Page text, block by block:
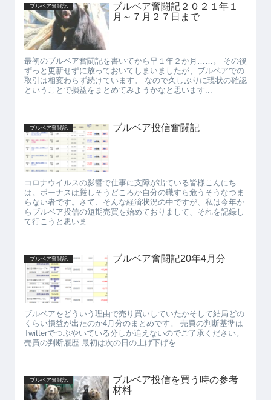
ブルベア奮闘記
ブルベア奮闘記２０２１年１
月～７月２７日まで
最初のブルベア奮闘記を書いてから早１年２か月……。 その後
ずっと更新せずに放っておいてしまいましたが、ブルベアでの
取引は相変わらず続けています。 なので久しぶりに現状の確認
ということで損益をまとめてみようかなと思います...
ブルベア奮闘記 ブルベア投信奮闘記
コロナウイルスの影響で仕事に支障が出ている皆様こんにち
は。ボーナスは厳しそうどころか自分の職すら危うそうなつま
らない者です。さて、そんな経済状況の中ですが、私は今年か
らブルベア投信の短期売買を始めておりまして、それを記録し
て行こうと思いま...
ブルベア奮闘記 ブルベア奮闘記20年4月分
ブルベアをどういう理由で売り買いしていたかそして結局どの
くらい損益が出たのか4月分のまとめです。 売買の判断基準は
Twitterでつぶやいている分しか追えないのでご了承ください。
売買の判断履歴 最初は次の日の上げ下げを...
ブルベア奮闘記
ブルベア投信を買う時の参考
材料